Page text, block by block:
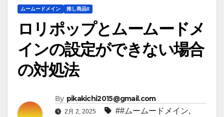
ムームードメイン 推し商品II
ロリポップとムームードメ
インの設定ができない場合
の対処法
By pikakichi2015@gmail.com
2月 2, 2025 ##ムームードメイン,